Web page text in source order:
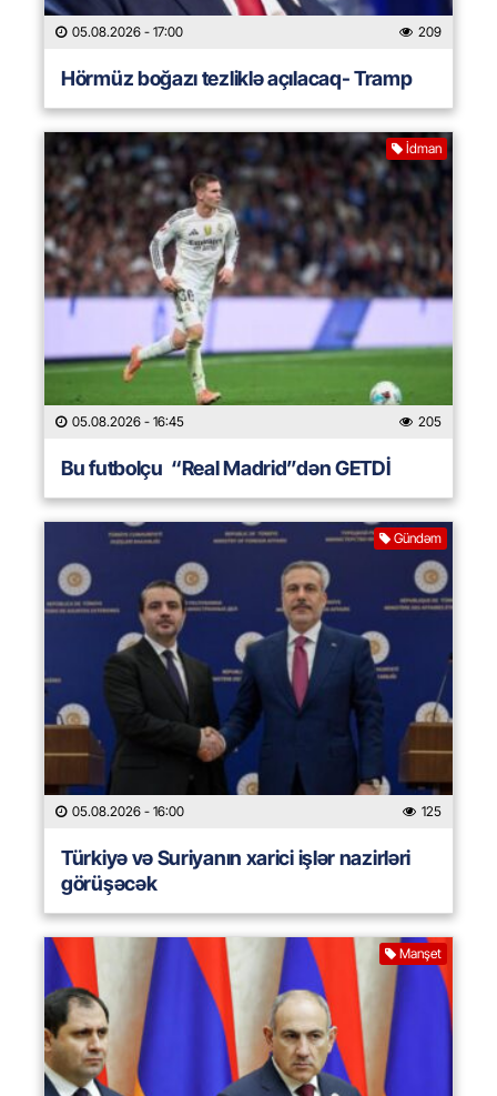
05.08.2026 - 17:00 209
Hörmüz boğazı tezliklə açılacaq- Tramp
İdman
05.08.2026 - 16:45 205
Bu futbolçu “Real Madrid”dən GETDİ
Gündəm
05.08.2026 - 16:00 125
Türkiyə və Suriyanın xarici işlər nazirləri
görüşəcək
Manşet